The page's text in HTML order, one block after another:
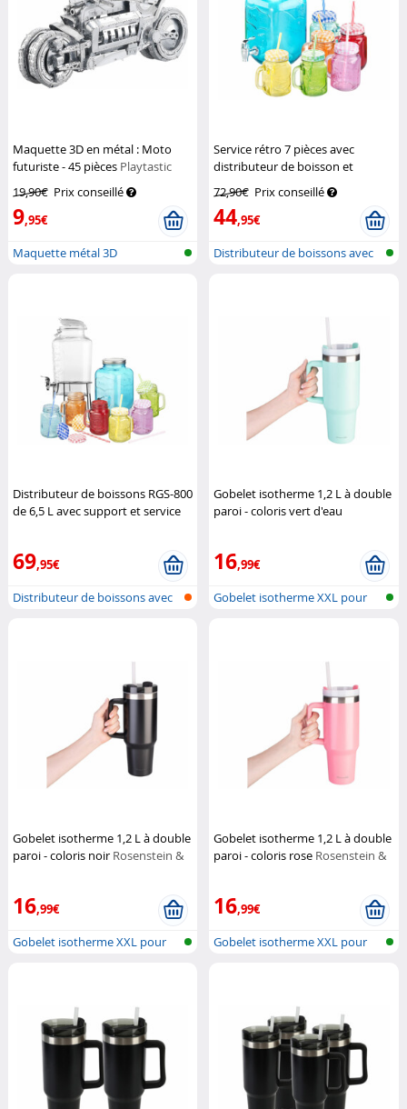
Maquette 3D en métal : Moto
futuriste - 45 pièces Playtastic
19,90€ Prix conseillé
9,95€
Maquette métal 3D
Service rétro 7 pièces avec
distributeur de boisson et
72,90€ Prix conseillé
44,95€
Distributeur de boissons avec
Distributeur de boissons RGS-800
de 6,5 L avec support et service
69,95€
Distributeur de boissons avec
Gobelet isotherme 1,2 L à double
paroi - coloris vert d'eau
16,99€
Gobelet isotherme XXL pour
Gobelet isotherme 1,2 L à double
paroi - coloris noir Rosenstein &
16,99€
Gobelet isotherme XXL pour
Gobelet isotherme 1,2 L à double
paroi - coloris rose Rosenstein &
16,99€
Gobelet isotherme XXL pour